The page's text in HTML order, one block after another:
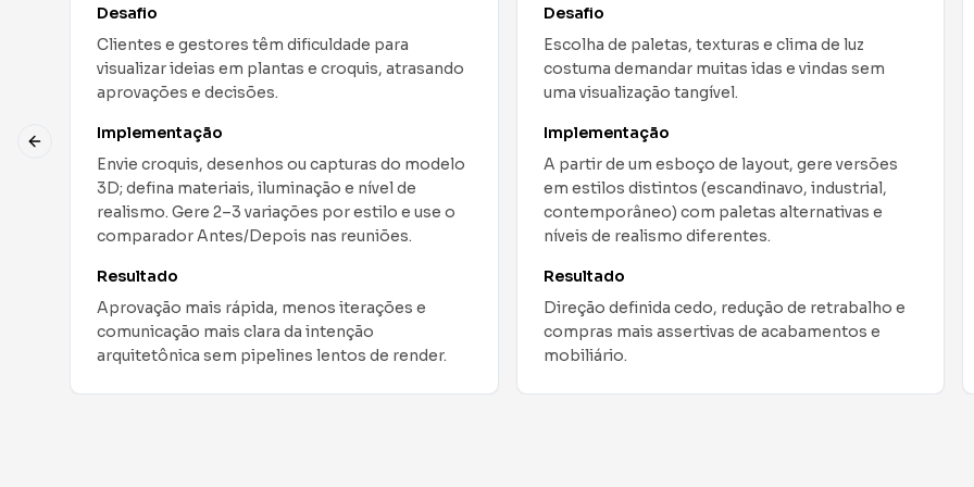
Desafio
Escolha de paletas, texturas e clima de luz
costuma demandar muitas idas e vindas sem
uma visualização tangível.
Implementação
A partir de um esboço de layout, gere versões
em estilos distintos (escandinavo, industrial,
contemporâneo) com paletas alternativas e
níveis de realismo diferentes.
Resultado
Direção definida cedo, redução de retrabalho e
compras mais assertivas de acabamentos e
mobiliário.
Desafio
Mockups detalhados e renders de estúdio
tomam tempo e custam caro nas fases iniciais
de conceito.
Implementação
Converta esboços e protótipos em imagens
fotorrealistas variando materiais (madeira,
metal, tecido), cores e iluminação. Exporte
versões para PDP, social e apresentações.
Resultado
Alinhamento rápido com stakeholders, melhor
comunicação de CMF e aceleração do
go‑to‑market com materiais consistentes.
Previous slide